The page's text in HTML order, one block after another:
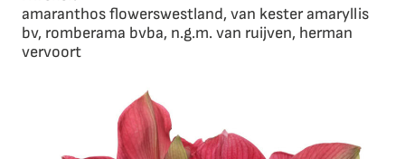
amaranthos flowerswestland, van kester amaryllis
bv, romberama bvba, n.g.m. van ruijven, herman
vervoort